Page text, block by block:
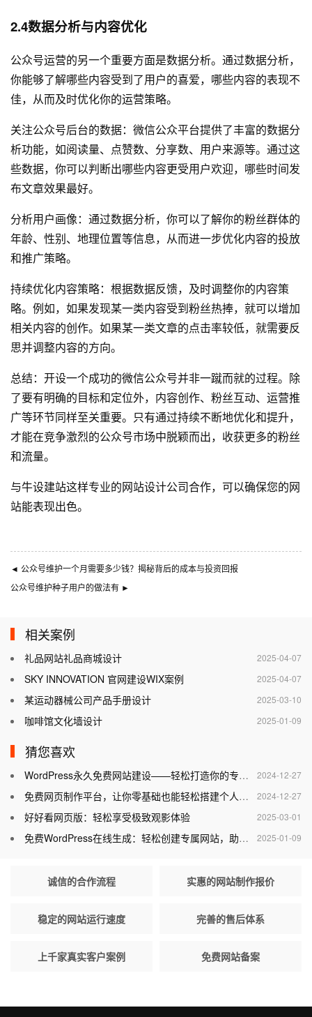
2.4数据分析与内容优化
公众号运营的另一个重要方面是数据分析。通过数据分析，
你能够了解哪些内容受到了用户的喜爱，哪些内容的表现不
佳，从而及时优化你的运营策略。
关注公众号后台的数据：微信公众平台提供了丰富的数据分
析功能，如阅读量、点赞数、分享数、用户来源等。通过这
些数据，你可以判断出哪些内容更受用户欢迎，哪些时间发
布文章效果最好。
分析用户画像：通过数据分析，你可以了解你的粉丝群体的
年龄、性别、地理位置等信息，从而进一步优化内容的投放
和推广策略。
持续优化内容策略：根据数据反馈，及时调整你的内容策
略。例如，如果发现某一类内容受到粉丝热捧，就可以增加
相关内容的创作。如果某一类文章的点击率较低，就需要反
思并调整内容的方向。
总结：开设一个成功的微信公众号并非一蹴而就的过程。除
了要有明确的目标和定位外，内容创作、粉丝互动、运营推
广等环节同样至关重要。只有通过持续不断地优化和提升，
才能在竞争激烈的公众号市场中脱颖而出，收获更多的粉丝
和流量。
与牛设建站这样专业的网站设计公司合作，可以确保您的网
站能表现出色。
◄ 公众号维护一个月需要多少钱？揭秘背后的成本与投资回报
公众号维护种子用户的做法有 ►
相关案例
2025-04-07
礼品网站礼品商城设计
2025-04-07
SKY INNOVATION 官网建设WIX案例
2025-03-10
某运动器械公司产品手册设计
2025-01-09
咖啡馆文化墙设计
猜您喜欢
2024-12-27
WordPress永久免费网站建设——轻松打造你的专属网站
2024-12-27
免费网页制作平台，让你零基础也能轻松搭建个人网站
2025-03-01
好好看网页版：轻松享受极致观影体验
2025-01-09
免费WordPress在线生成：轻松创建专属网站，助力个人与企业腾飞
诚信的合作流程 实惠的网站制作报价
稳定的网站运行速度 完善的售后体系
上千家真实客户案例 免费网站备案